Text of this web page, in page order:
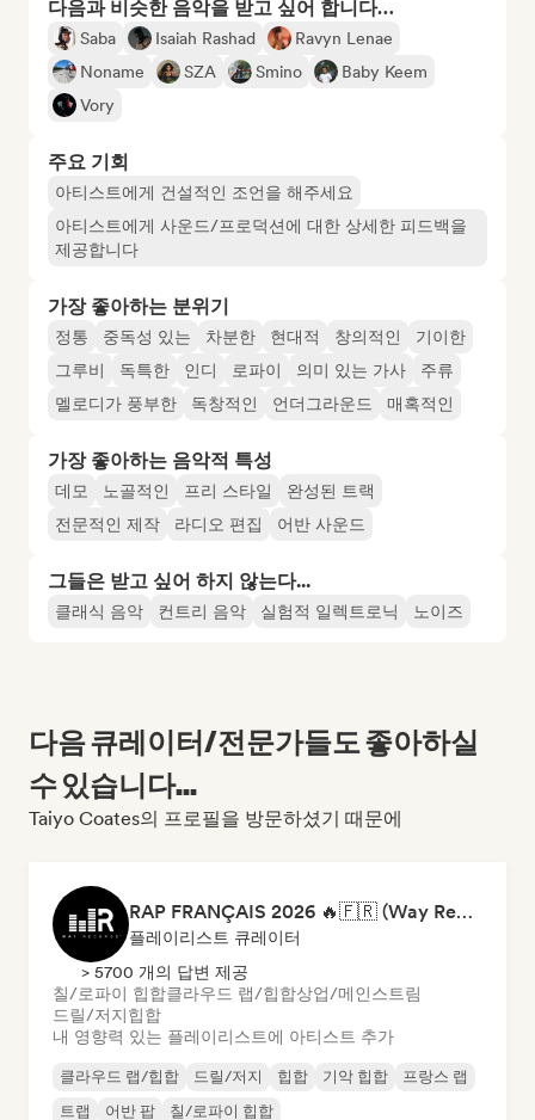
다음과 비슷한 음악을 받고 싶어 합니다…
Saba Isaiah Rashad
Ravyn Lenae
Noname
SZA Smino
Baby Keem
Vory
주요 기회
아티스트에게 건설적인 조언을 해주세요
아티스트에게 사운드/프로덕션에 대한 상세한 피드백을
제공합니다
가장 좋아하는 분위기
정통 중독성 있는 차분한 현대적 창의적인
기이한
그루비
독특한 인디 로파이 의미 있는 가사
주류
멜로디가 풍부한
독창적인 언더그라운드 매혹적인
가장 좋아하는 음악적 특성
데모 노골적인 프리 스타일
완성된 트랙
전문적인 제작
라디오 편집 어반 사운드
그들은 받고 싶어 하지 않는다...
클래식 음악 컨트리 음악 실험적 일렉트로닉 노이즈
다음 큐레이터/전문가들도 좋아하실
수 있습니다...
Taiyo Coates의 프로필을 방문하셨기 때문에
RAP FRANÇAIS 2026 🔥🇫🇷 (Way Records)
플레이리스트 큐레이터
> 5700 개의 답변 제공
칠/로파이 힙합클라우드 랩/힙합상업/메인스트림
드릴/저지힙합
내 영향력 있는 플레이리스트에 아티스트 추가
클라우드 랩/힙합 드릴/저지 힙합 기악 힙합
프랑스 랩
트랩
어반 팝 칠/로파이 힙합